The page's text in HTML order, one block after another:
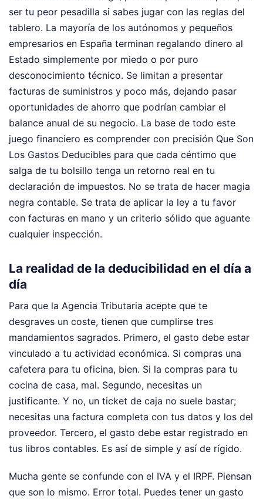
ser tu peor pesadilla si sabes jugar con las reglas del
tablero. La mayoría de los autónomos y pequeños
empresarios en España terminan regalando dinero al
Estado simplemente por miedo o por puro
desconocimiento técnico. Se limitan a presentar
facturas de suministros y poco más, dejando pasar
oportunidades de ahorro que podrían cambiar el
balance anual de su negocio. La base de todo este
juego financiero es comprender con precisión Que Son
Los Gastos Deducibles para que cada céntimo que
salga de tu bolsillo tenga un retorno real en tu
declaración de impuestos. No se trata de hacer magia
negra contable. Se trata de aplicar la ley a tu favor
con facturas en mano y un criterio sólido que aguante
cualquier inspección.
La realidad de la deducibilidad en el día a
día
Para que la Agencia Tributaria acepte que te
desgraves un coste, tienen que cumplirse tres
mandamientos sagrados. Primero, el gasto debe estar
vinculado a tu actividad económica. Si compras una
cafetera para tu oficina, bien. Si la compras para tu
cocina de casa, mal. Segundo, necesitas un
justificante. Y no, un ticket de caja no suele bastar;
necesitas una factura completa con tus datos y los del
proveedor. Tercero, el gasto debe estar registrado en
tus libros contables. Es así de simple y así de rígido.
Mucha gente se confunde con el IVA y el IRPF. Piensan
que son lo mismo. Error total. Puedes tener un gasto